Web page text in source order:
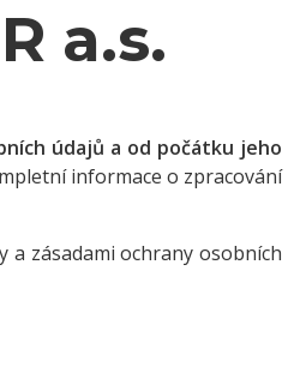
a.s.
údajů a od počátku jeho
informace o zpracování
zásadami ochrany osobních